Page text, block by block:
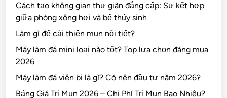
Cách tạo không gian thư giãn đẳng cấp: Sự kết hợp
giữa phòng xông hơi và bể thủy sinh
Làm gì để cải thiện mụn nội tiết?
Máy làm đá mini loại nào tốt? Top lựa chọn đáng mua
2026
Máy làm đá viên bi là gì? Có nên đầu tư năm 2026?
Bảng Giá Trị Mụn 2026 – Chi Phí Trị Mụn Bao Nhiêu?